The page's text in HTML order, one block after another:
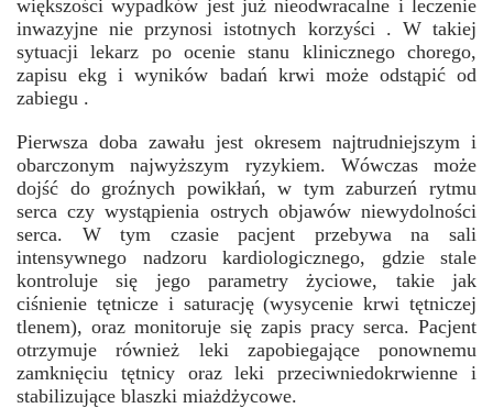
większości wypadków jest już nieodwracalne i leczenie
inwazyjne nie przynosi istotnych korzyści . W takiej
sytuacji lekarz po ocenie stanu klinicznego chorego,
zapisu ekg i wyników badań krwi może odstąpić od
zabiegu .
Pierwsza doba zawału jest okresem najtrudniejszym i
obarczonym najwyższym ryzykiem. Wówczas może
dojść do groźnych powikłań, w tym zaburzeń rytmu
serca czy wystąpienia ostrych objawów niewydolności
serca. W tym czasie pacjent przebywa na sali
intensywnego nadzoru kardiologicznego, gdzie stale
kontroluje się jego parametry życiowe, takie jak
ciśnienie tętnicze i saturację (wysycenie krwi tętniczej
tlenem), oraz monitoruje się zapis pracy serca. Pacjent
otrzymuje również leki zapobiegające ponownemu
zamknięciu tętnicy oraz leki przeciwniedokrwienne i
stabilizujące blaszki miażdżycowe.